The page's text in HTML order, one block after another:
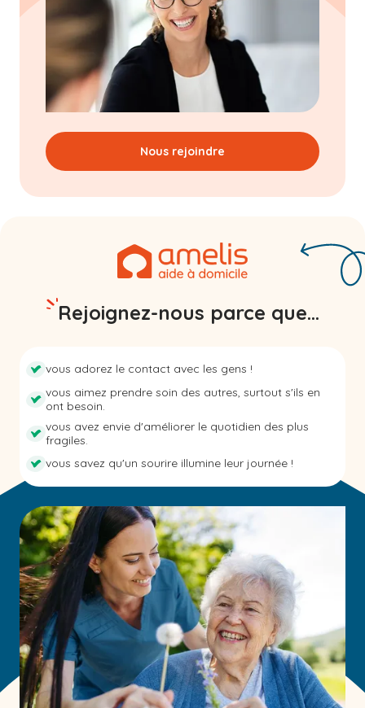
Nous rejoindre
Rejoignez-nous parce que...
vous adorez le contact avec les gens !
vous aimez prendre soin des autres, surtout s'ils en
ont besoin.
vous avez envie d'améliorer le quotidien des plus
fragiles.
vous savez qu'un sourire illumine leur journée !